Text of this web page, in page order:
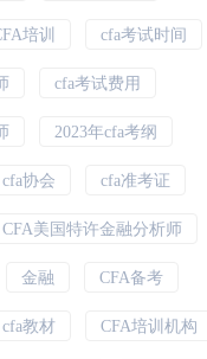
培训 cfa考试时间
cfa考试费用
2023年cfa考纲
cfa协会 cfa准考证
CFA美国特许金融分析师
金融 CFA备考
cfa教材 CFA培训机构